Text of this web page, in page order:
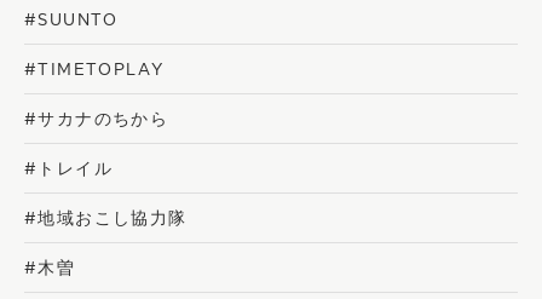
#SUUNTO
#TIMETOPLAY
#サカナのちから
#トレイル
#地域おこし協力隊
#木曽